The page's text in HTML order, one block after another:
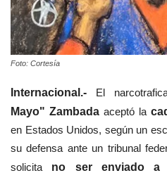
Foto: Cortesía
Internacional.- El
Mayo" Zambada aceptó la
en Estados Unidos, según un
su defensa ante un tribunal
solicita no ser enviado a